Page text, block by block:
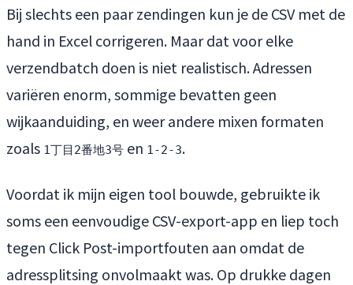
Bij slechts een paar zendingen kun je de CSV met de
hand in Excel corrigeren. Maar dat voor elke
verzendbatch doen is niet realistisch. Adressen
variëren enorm, sommige bevatten geen
wijkaanduiding, en weer andere mixen formaten
zoals 1丁目2番地3号 en 1-2-3.
Voordat ik mijn eigen tool bouwde, gebruikte ik
soms een eenvoudige CSV-export-app en liep toch
tegen Click Post-importfouten aan omdat de
adressplitsing onvolmaakt was. Op drukke dagen